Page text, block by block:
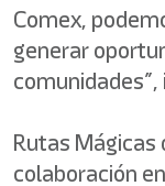
Comex,
generar
comunidades”,
Rutas Mágicas
colaboración